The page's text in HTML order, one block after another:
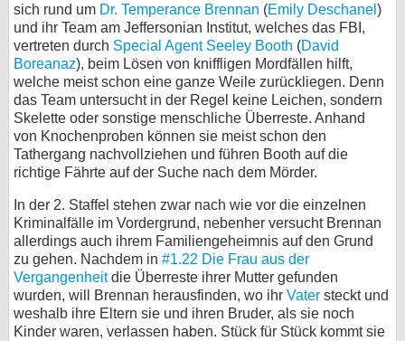
sich rund um Dr. Temperance Brennan (Emily Deschanel )
und ihr Team am Jeffersonian Institut, welches das FBI,
vertreten durch Special Agent Seeley Booth (David
Boreanaz), beim Lösen von kniffligen Mordfällen hilft,
welche meist schon eine ganze Weile zurückliegen. Denn
das Team untersucht in der Regel keine Leichen, sondern
Skelette oder sonstige menschliche Überreste. Anhand
von Knochenproben können sie meist schon den
Tathergang nachvollziehen und führen Booth auf die
richtige Fährte auf der Suche nach dem Mörder.
In der 2. Staffel stehen zwar nach wie vor die einzelnen
Kriminalfälle im Vordergrund, nebenher versucht Brennan
allerdings auch ihrem Familiengeheimnis auf den Grund
zu gehen. Nachdem in #1.22 Die Frau aus der
Vergangenheitdie Überreste ihrer Mutter gefunden
wurden, will Brennan herausfinden, wo ihr Vater steckt und
weshalb ihre Eltern sie und ihren Bruder, als sie noch
Kinder waren, verlassen haben. Stück für Stück kommt sie
Datenschutz
Cookie-Einstellungen
Impressum
Desktop-Ansicht
myFanbase